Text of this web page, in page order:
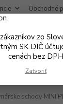
Obchodné
Hľadať
schody MINI
zo
SK DIČ
cenách bez DPH
Zatvoriť